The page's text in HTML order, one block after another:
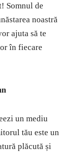
Somnul de
noastră
ajuta să te
în fiecare
un mediu
tău este un
plăcută și